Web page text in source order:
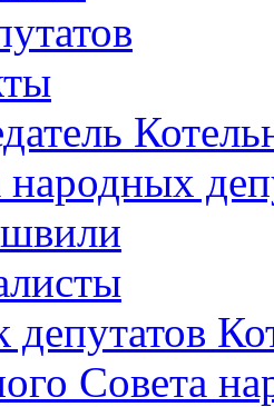
народных
Совета